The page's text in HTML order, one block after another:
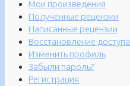
Мои произведения
Полученные рецензии
Написанные рецензии
Восстановление доступа
Изменить профиль
Забыли пароль?
Регистрация